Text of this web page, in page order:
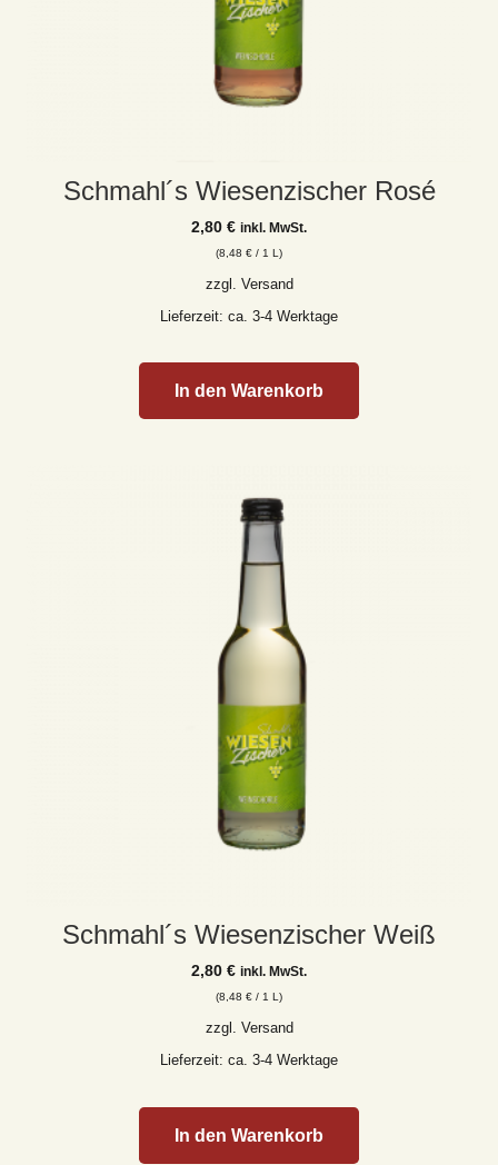
Schmahl´s Wiesenzischer Rosé
2,80 € inkl. MwSt.
(8,48 € / 1 L)
zzgl. Versand
Lieferzeit: ca. 3-4 Werktage
In den Warenkorb
Schmahl´s Wiesenzischer Weiß
2,80 € inkl. MwSt.
(8,48 € / 1 L)
zzgl. Versand
Lieferzeit: ca. 3-4 Werktage
In den Warenkorb